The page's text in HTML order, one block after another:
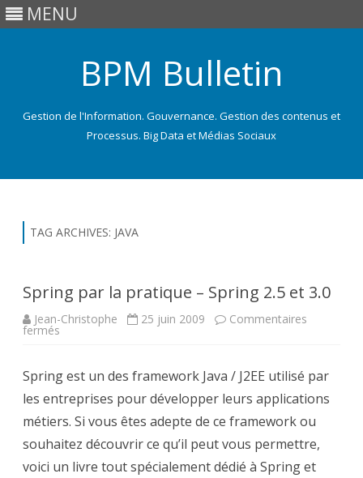
MENU
BPM Bulletin
Gestion de l'Information. Gouvernance. Gestion des contenus et
Processus. Big Data et Médias Sociaux
TAG ARCHIVES: JAVA
Spring par la pratique – Spring 2.5 et 3.0
Jean-Christophe 25 juin 2009 Commentaires
fermés
pratique
–
Spring
2.5
et
3.0
Spring est un des framework Java / J2EE utilisé par
les entreprises pour développer leurs applications
métiers. Si vous êtes adepte de ce framework ou
souhaitez découvrir ce qu’il peut vous permettre,
voici un livre tout spécialement dédié à Spring et